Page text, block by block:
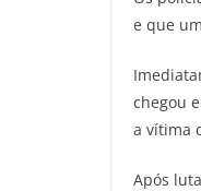
e que
chegou
a vítima
Após